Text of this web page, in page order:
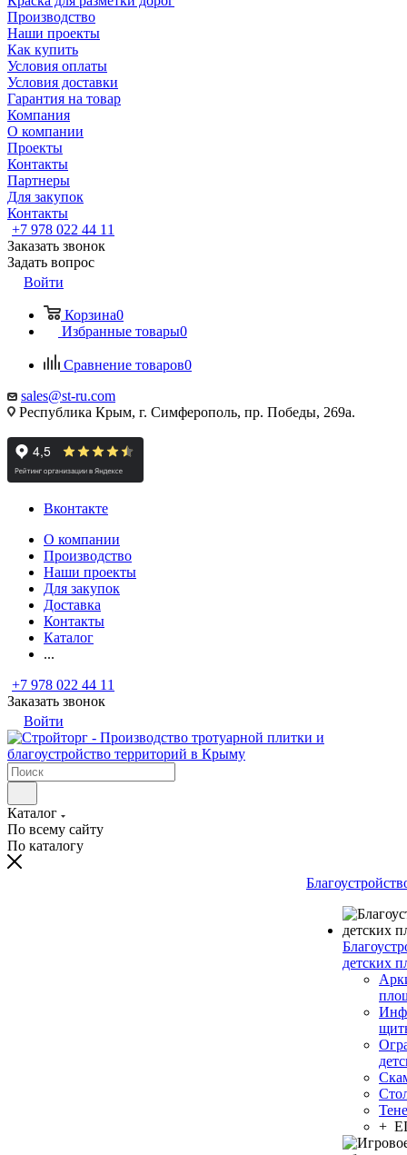
Производство
Наши проекты
Как купить
Условия оплаты
Условия доставки
Гарантия на товар
Компания
О компании
Проекты
Контакты
Партнеры
Для закупок
Контакты
+7 978 022 44 11
Заказать звонок
Задать вопрос
Войти
Корзина0
Избранные товары0
Сравнение товаров0
sales@st-ru.com
Республика Крым, г. Симферополь, пр. Победы, 269а.
Вконтакте
О компании
Производство
Наши проекты
Для закупок
Доставка
Контакты
Каталог
...
+7 978 022 44 11
Заказать звонок
Войти
Каталог
По всему сайту
По каталогу
детских
+